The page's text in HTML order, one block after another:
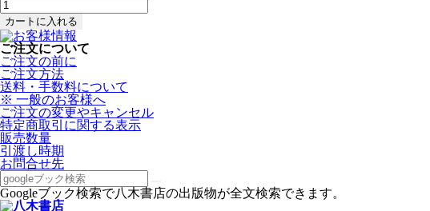
ご注文について
ご注文の前に
ご注文方法
送料・手数料について
※ 一般のお客様へ
ご注文の変更やキャンセル
特定商取引に関する表示
販売数量
引渡し時期
お問合せ先
Googleブック検索で八木書店の出版物が全文検索できます。